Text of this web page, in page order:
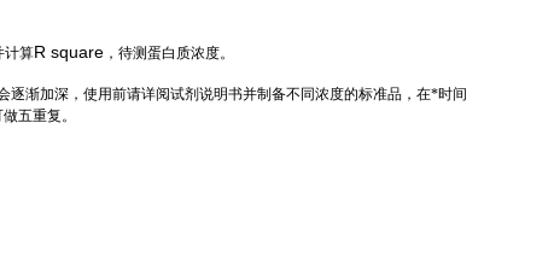
计算R square ，待测蛋白质浓度。
逐渐加深，使用前请详阅试剂说明书并制备不同浓度的标准品，在*时间
五重复。